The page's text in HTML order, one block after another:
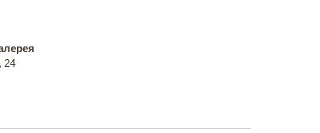
24